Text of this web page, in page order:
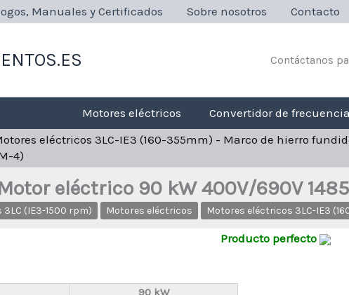
Manuales y Certificados Sobre nosotros Contacto
Contáctanos
Motores eléctricos Convertidor de frecuencia
eléctricos 3LC-IE3 (160-355mm) - Marco de hierro
4)
eléctrico 90 kW 400V/690V
3LC (IE3-1500 rpm) Motores eléctricos Motores eléctricos 3LC-IE3
Producto perfecto